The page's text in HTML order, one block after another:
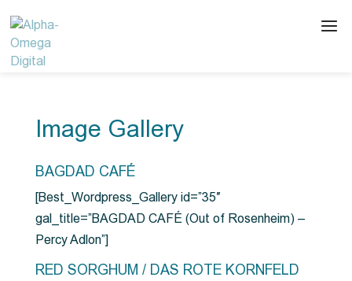
Image Gallery
BAGDAD CAFÉ
[Best_Wordpress_Gallery id=”35″
gal_title=”BAGDAD CAFÉ (Out of Rosenheim) –
Percy Adlon”]
RED SORGHUM / DAS ROTE KORNFELD